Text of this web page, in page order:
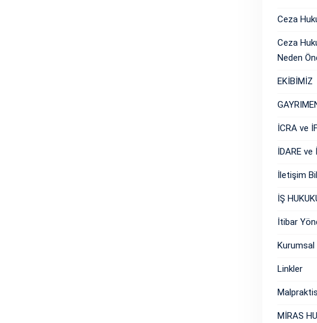
Ceza
Ceza
Neden
EKİBİMİZ
İCRA ve
İDARE ve
İletişim
İŞ
İtibar
Kurumsal
Linkler
MİRAS